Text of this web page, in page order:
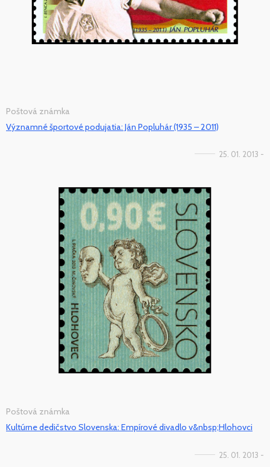
Poštová známka
Významné športové podujatia: Ján Popluhár (1935 – 2011)
25. 01. 2013 -
Poštová známka
Kultúrne dedičstvo Slovenska: Empírové divadlo v&nbsp;Hlohovci
25. 01. 2013 -